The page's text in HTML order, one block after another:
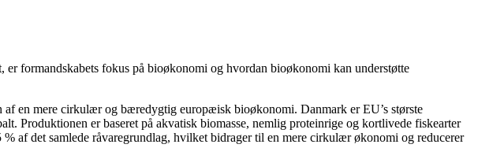
formandskabets fokus på bioøkonomi og hvordan bioøkonomi kan understøtte
en mere cirkulær og bæredygtig europæisk bioøkonomi. Danmark er EU’s største
Produktionen er baseret på akvatisk biomasse, nemlig proteinrige og kortlivede fiskearter
af det samlede råvaregrundlag, hvilket bidrager til en mere cirkulær økonomi og reducerer